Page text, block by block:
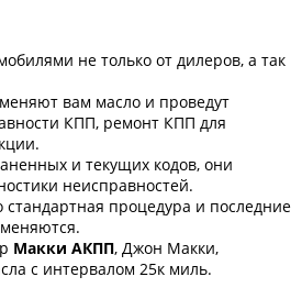
не только от дилеров, а так
вам масло и проведут
КПП, ремонт КПП для
и текущих кодов, они
неисправностей.
процедура и последние
Макки АКПП, Джон Макки,
с интервалом 25к миль.